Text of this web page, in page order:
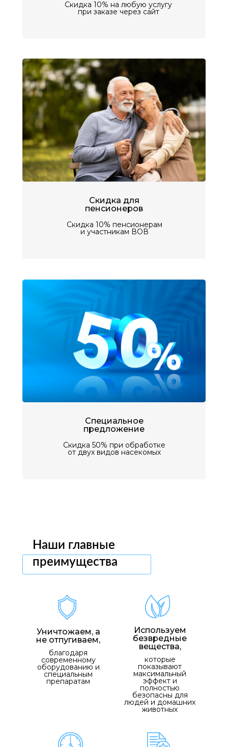
Скидка для
пенсионеров
Специальное
предложение
Скидка 10% пенсионерам
и участникам ВОВ
Скидка 50% при обработке
от двух видов насекомых
Скидка 10% на любую услугу
при заказе через сайт
Наши главные
преимущества
Уничтожаем, а
не отпугиваем,
Используем
безвредные
вещества,
благодаря
современному
оборудованию и
специальным
препаратам
которые
показывают
максимальный
эффект и
полностью
безопасны для
людей и домашних
животных